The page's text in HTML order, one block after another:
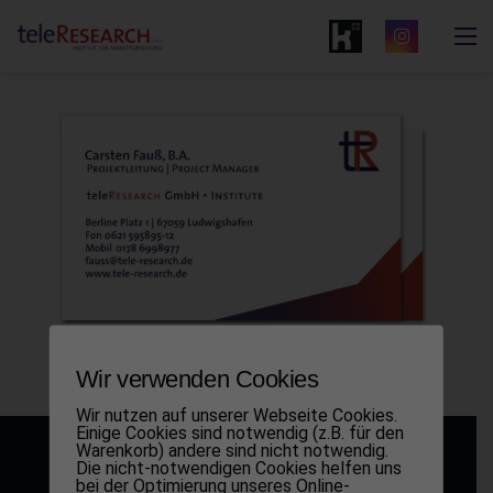
fauss@tele-research.de
Wir verwenden Cookies
Wir nutzen auf unserer Webseite Cookies.
Einige Cookies sind notwendig (z.B. für den
Warenkorb) andere sind nicht notwendig.
Die nicht-notwendigen Cookies helfen uns
bei der Optimierung unseres Online-